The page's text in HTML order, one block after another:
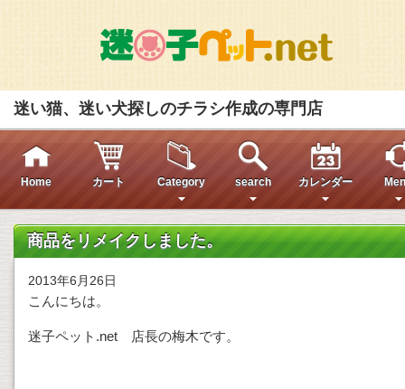
迷い猫、迷い犬探しのチラシ作成の専門店
Home カート Category search カレンダー
商品をリメイクしました。
2013年6月26日
こんにちは。
迷子ペット.net 店長の梅木です。